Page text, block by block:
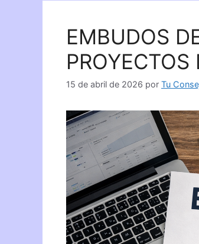
EMBUDOS
PROYECTOS
15 de abril de 2026 por Tu